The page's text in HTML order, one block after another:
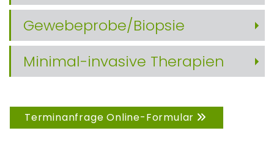
Gewebeprobe/Biopsie
Minimal-invasive Therapien
Terminanfrage Online-Formular